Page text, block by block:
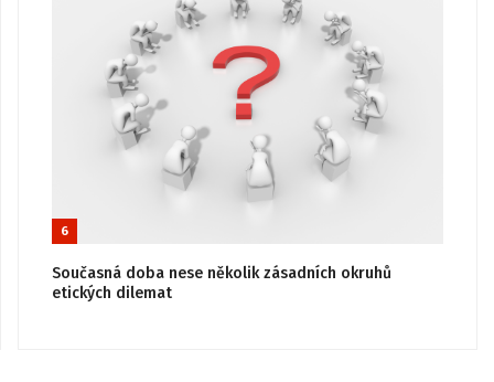
6
Současná doba nese několik zásadních okruhů
etických dilemat